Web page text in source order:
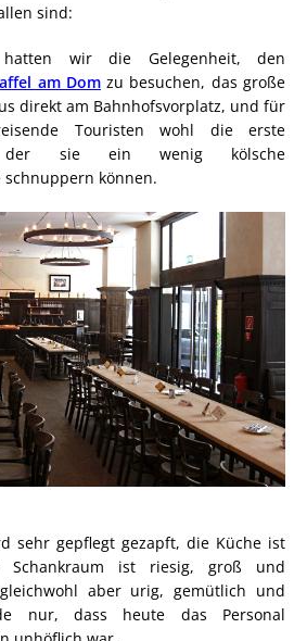
sind:
wir die Gelegenheit, den
am Domzu besuchen, das große
direkt am Bahnhofsvorplatz, und für
Touristen wohl die erste
der sie ein wenig kölsche
können.
sehr gepflegt gezapft, die Küche ist
Schankraum ist riesig, groß und
aber urig, gemütlich und
nur, dass heute das Personal